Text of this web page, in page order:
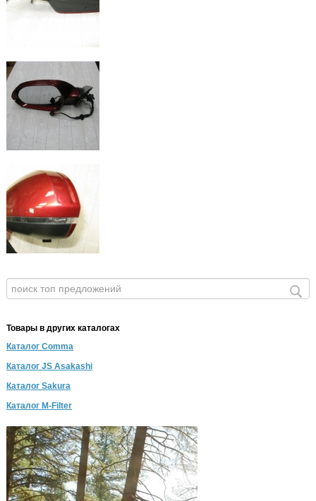
Товары в других каталогах
Каталог Comma
Каталог JS Asakashi
Каталог Sakura
Каталог M-Filter